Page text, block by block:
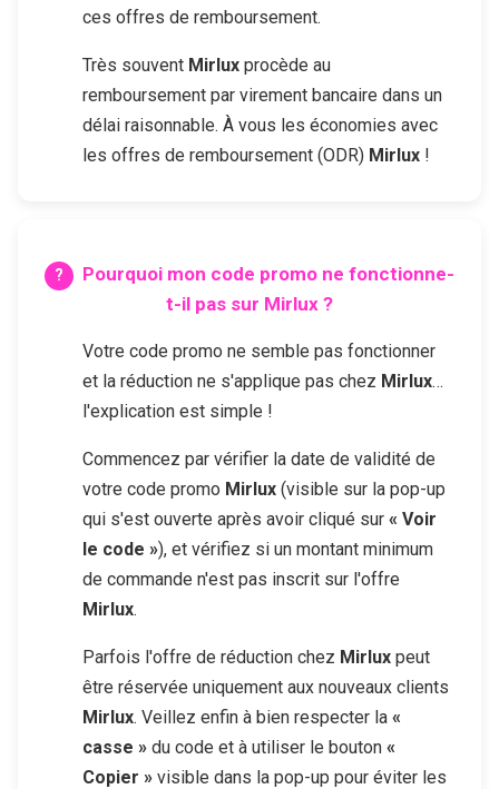
ces offres de remboursement.
Très souvent Mirlux procède au
remboursement par virement bancaire dans un
délai raisonnable. À vous les économies avec
les offres de remboursement (ODR) Mirlux !
Pourquoi mon code promo ne fonctionne-
t-il pas sur Mirlux ?
Votre code promo ne semble pas fonctionner
et la réduction ne s'applique pas chez Mirlux…
l'explication est simple !
Commencez par vérifier la date de validité de
votre code promo Mirlux (visible sur la pop-up
qui s'est ouverte après avoir cliqué sur « Voir
le code »), et vérifiez si un montant minimum
de commande n'est pas inscrit sur l'offre
Mirlux.
Parfois l'offre de réduction chez Mirlux peut
être réservée uniquement aux nouveaux clients
Mirlux. Veillez enfin à bien respecter la «
casse » du code et à utiliser le bouton «
Copier » visible dans la pop-up pour éviter les